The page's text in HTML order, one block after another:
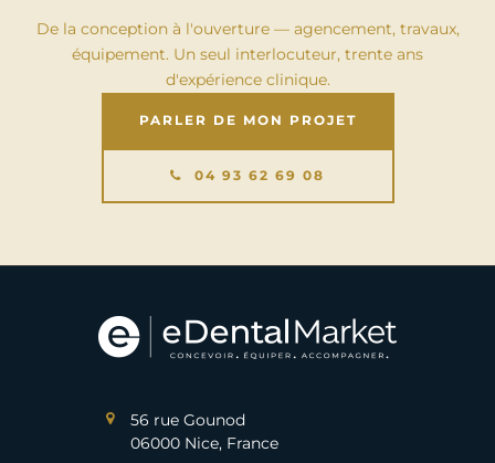
De la conception à l'ouverture — agencement, travaux,
équipement. Un seul interlocuteur, trente ans
d'expérience clinique.
PARLER DE MON PROJET
04 93 62 69 08
56 rue Gounod
06000 Nice, France